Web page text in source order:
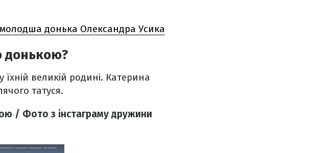
донька Олександра Усика
донькою?
великій родині. Катерина
татуся.
/ Фото з інстаграму дружини